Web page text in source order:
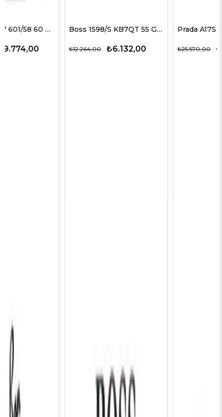
Boss 1598/S KB7QT 55 G Erkek Güneş Gözlükleri
₺6.132,00
₺12.264,00
Prada A17S 16K731 54 G Erkek Güneş Gözlükleri
₺19.178,00
₺25.570,00